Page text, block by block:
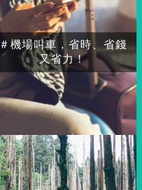
＃機場叫車，省時、省錢
又省力！